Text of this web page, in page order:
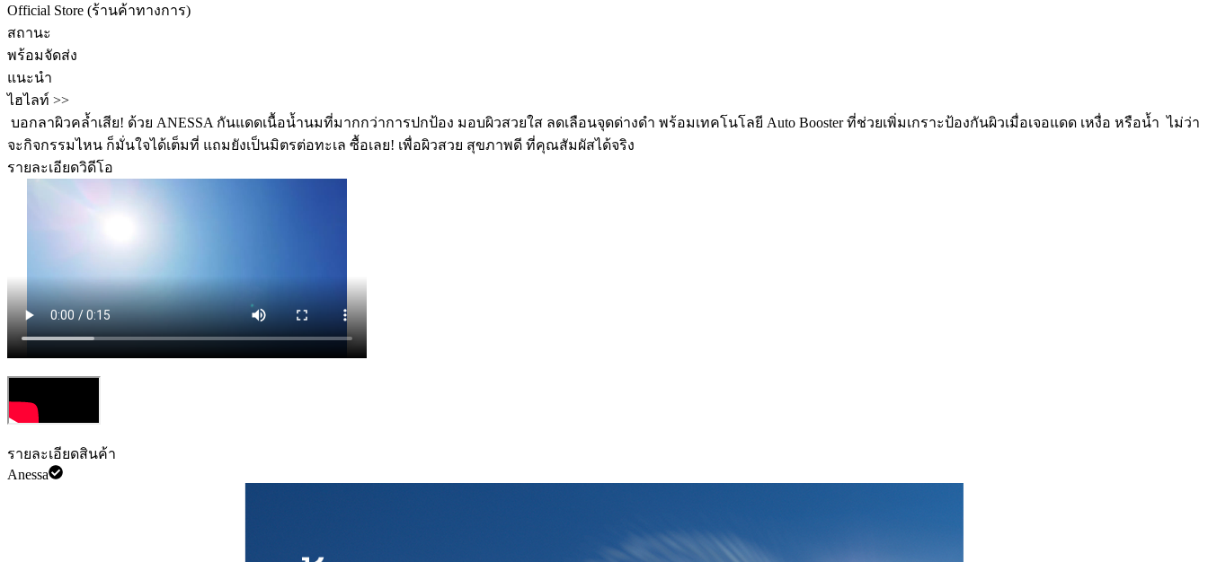
Official Store (ร้านค้าทางการ)
สถานะ
พร้อมจัดส่ง
แนะนำ
ไฮไลท์ >>
️ บอกลาผิวคล้ำเสีย! ด้วย ANESSA กันแดดเนื้อน้ำนมที่มากกว่าการปกป้อง มอบผิวสวยใส ลดเลือนจุดด่างดำ พร้อมเทคโนโลยี Auto Booster ที่ช่วยเพิ่มเกราะป้องกันผิวเมื่อเจอแดด เหงื่อ หรือน้ำ ️ ไม่ว่า
จะกิจกรรมไหน ก็มั่นใจได้เต็มที่ แถมยังเป็นมิตรต่อทะเล ซื้อเลย! เพื่อผิวสวย สุขภาพดี ที่คุณสัมผัสได้จริง
รายละเอียดวิดีโอ
รายละเอียดสินค้า
Anessa